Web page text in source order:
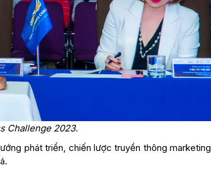
Challenge 2023.
phát triển, chiến lược truyền thông marketing,